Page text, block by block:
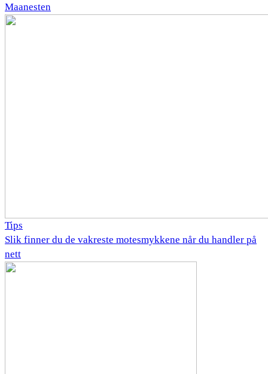
Maanesten
Tips
Slik finner du de vakreste motesmykkene når du handler på
nett